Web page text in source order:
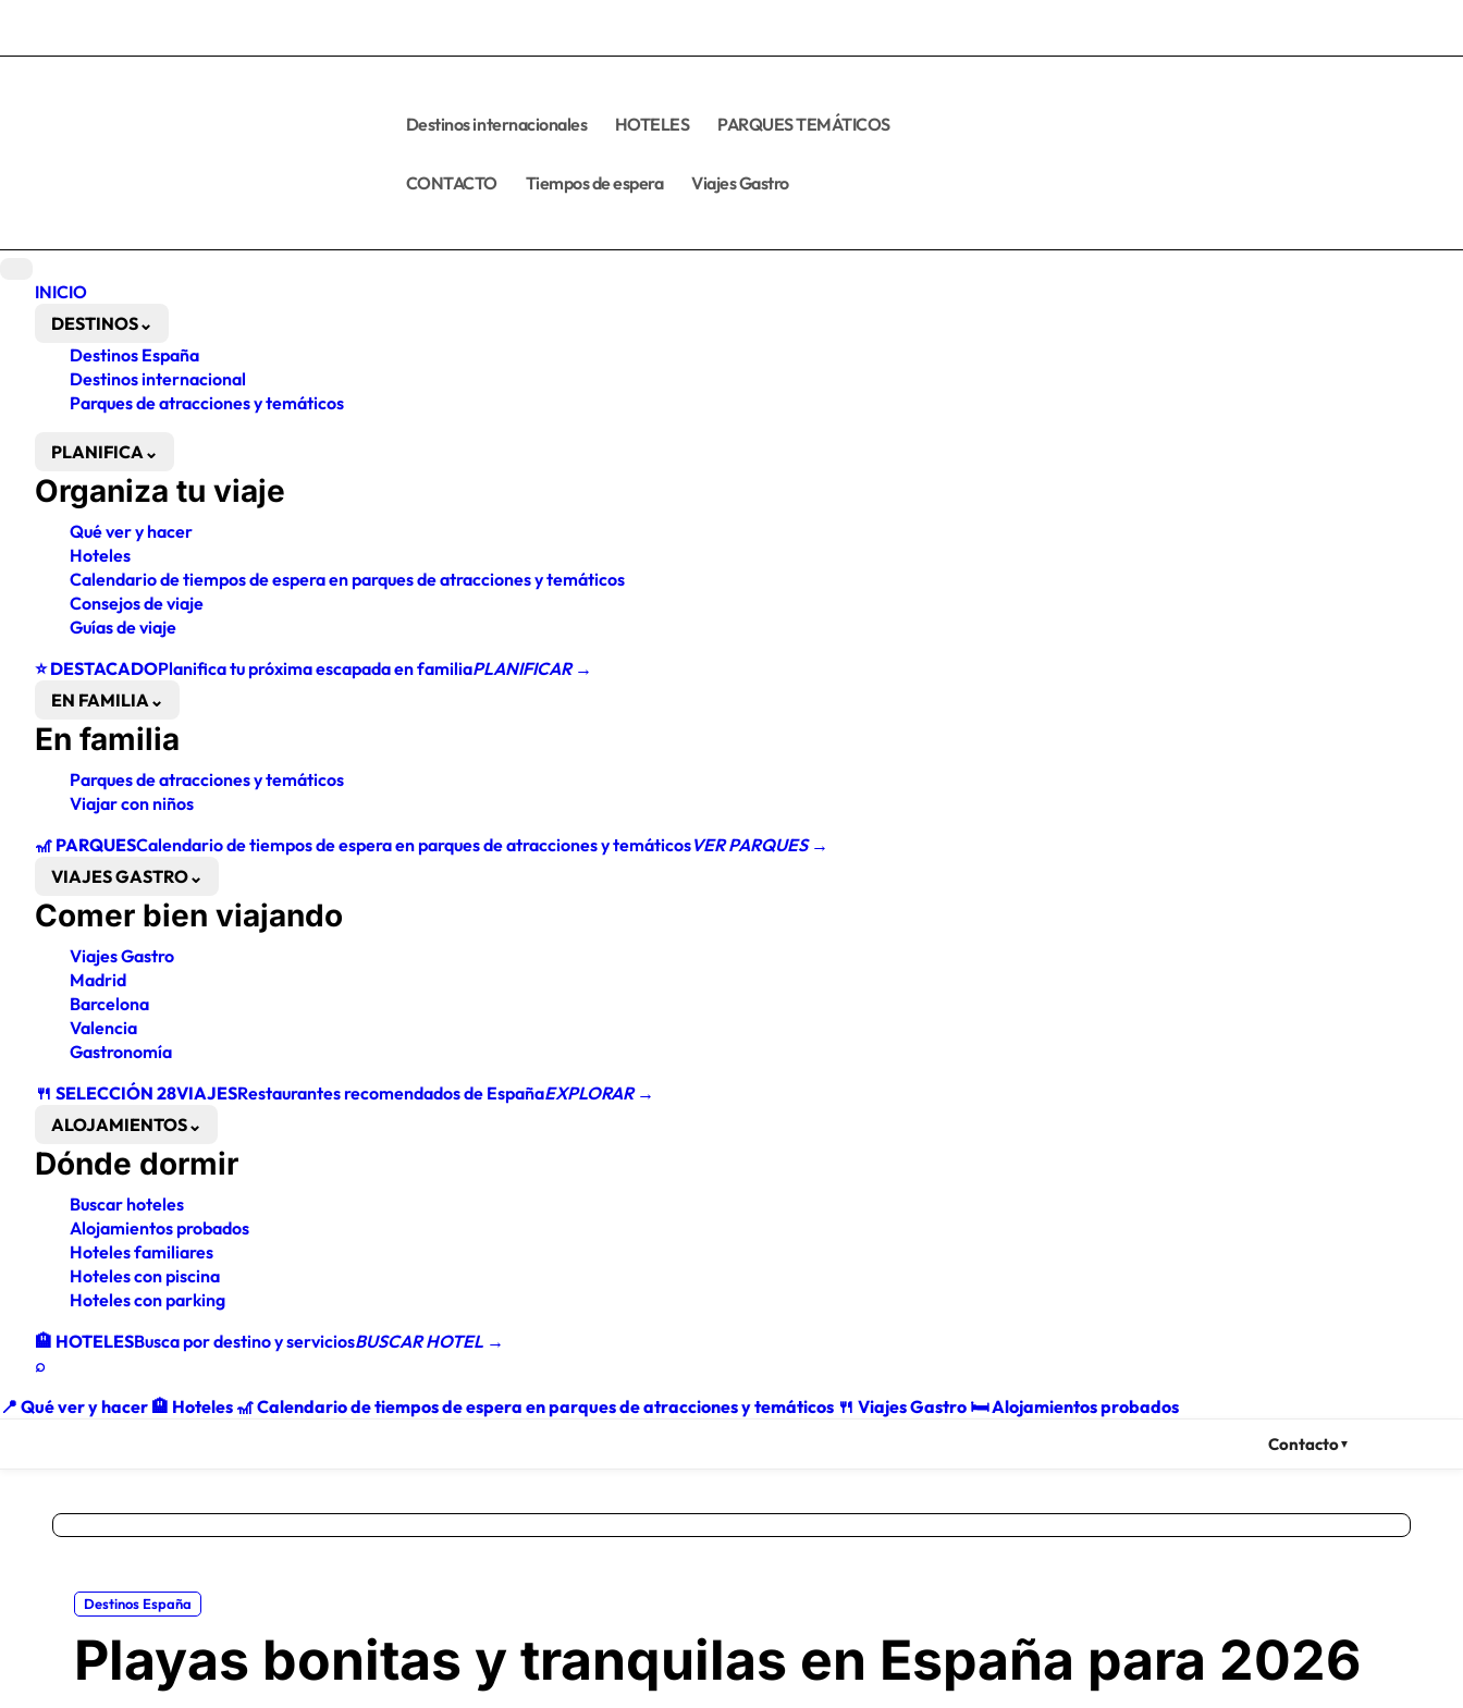
contenido
Destinos internacionales HOTELES PARQUES TEMÁTICOS
CONTACTO Tiempos de espera Viajes Gastro
INICIO
DESTINOS⌄
Destinos España
Destinos internacional
Parques de atracciones y temáticos
PLANIFICA⌄
Organiza tu viaje
Qué ver y hacer
Hoteles
Calendario de tiempos de espera en parques de atracciones y temáticos
Consejos de viaje
Guías de viaje
⭐ DESTACADOPlanifica tu próxima escapada en familiaPLANIFICAR →
EN FAMILIA⌄
En familia
Parques de atracciones y temáticos
Viajar con niños
🎢 PARQUESCalendario de tiempos de espera en parques de atracciones y temáticosVER PARQUES →
VIAJES GASTRO⌄
Comer bien viajando
Viajes Gastro
Madrid
Barcelona
Valencia
Gastronomía
🍴 SELECCIÓN 28VIAJESRestaurantes recomendados de EspañaEXPLORAR →
ALOJAMIENTOS⌄
Dónde dormir
Buscar hoteles
Alojamientos probados
Hoteles familiares
Hoteles con piscina
Hoteles con parking
🏨 HOTELESBusca por destino y serviciosBUSCAR HOTEL →
⌕
📍 Qué ver y hacer 🏨 Hoteles 🎢Calendario de tiempos de espera en parques de atracciones y temáticos 🍴 Viajes Gastro 🛏️Alojamientos probados
Contacto▼
Destinos España
Playas bonitas y tranquilas en España para 2026